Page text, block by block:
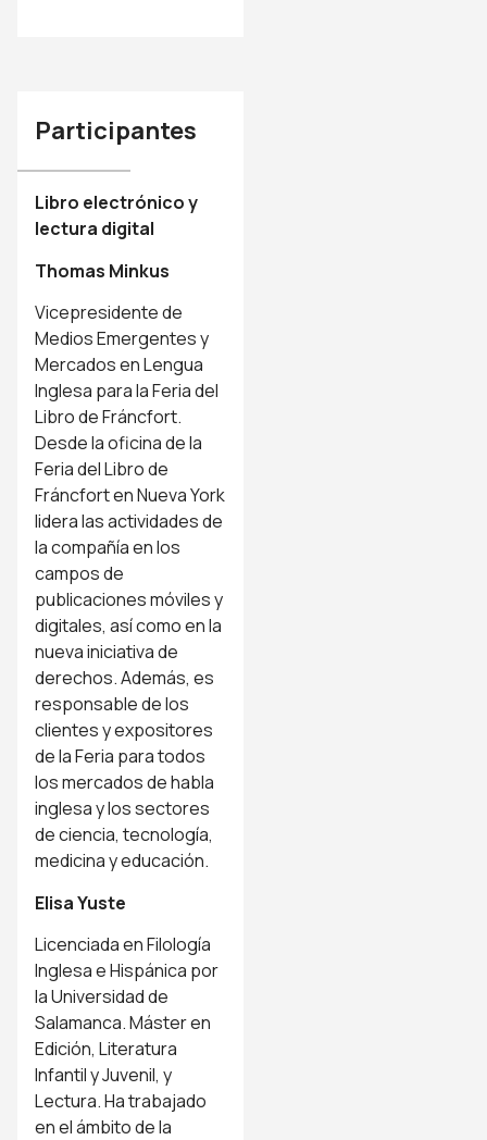
Participantes
Libro electrónico y
lectura digital
Thomas Minkus
Vicepresidente de
Medios Emergentes y
Mercados en Lengua
Inglesa para la Feria del
Libro de Fráncfort.
Desde la oficina de la
Feria del Libro de
Fráncfort en Nueva York
lidera las actividades de
la compañía en los
campos de
publicaciones móviles y
digitales, así como en la
nueva iniciativa de
derechos. Además, es
responsable de los
clientes y expositores
de la Feria para todos
losmercados de habla
inglesa y los sectores
de ciencia, tecnología,
medicina y educación.
Elisa Yuste
Licenciada en Filología
Inglesa e Hispánica por
la Universidad de
Salamanca. Máster en
Edición, Literatura
Infantil y Juvenil, y
Lectura. Ha trabajado
en el ámbito de la